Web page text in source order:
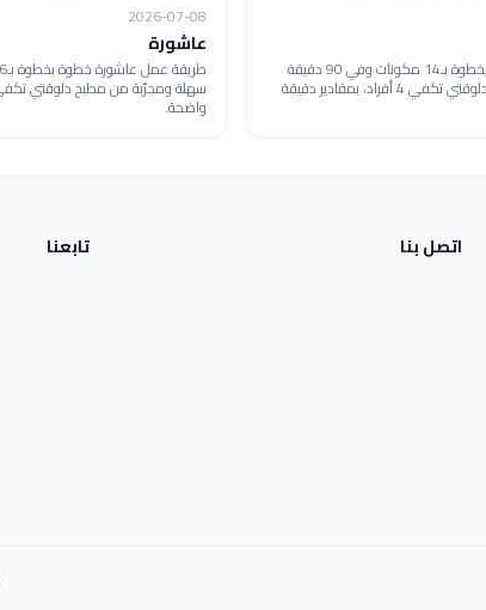
طريقة عمل طاجن سمك بياض خطوة بخطوة بـ14 مكونات وفي 90 دقيقة
فقط. وصفة سهلة ومجرّبة من مطبخ دلوقتي تكفي 4 أفراد، بمقادير دقيقة
2026-07-08
عاشورة
واضحة.
اتصل بنا تابعنا